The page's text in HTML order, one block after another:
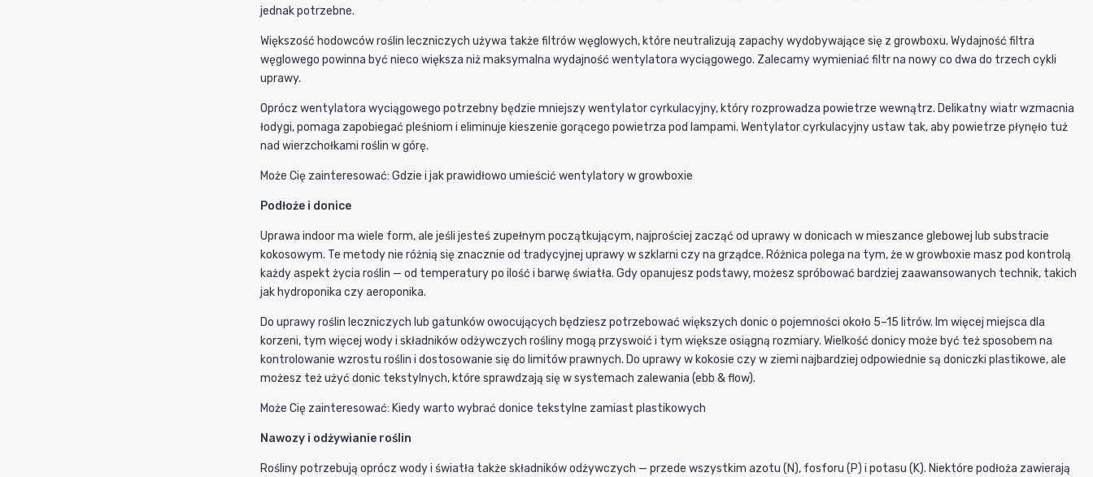
jednak potrzebne.
Większość hodowców roślin leczniczych używa także filtrów węglowych, które neutralizują zapachy wydobywające się z growboxu. Wydajność filtra
węglowego powinna być nieco większa niż maksymalna wydajność wentylatora wyciągowego. Zalecamy wymieniać filtr na nowy co dwa do trzech cykli
uprawy.
Oprócz wentylatora wyciągowego potrzebny będzie mniejszy wentylator cyrkulacyjny, który rozprowadza powietrze wewnątrz. Delikatny wiatr wzmacnia
łodygi, pomaga zapobiegać pleśniom i eliminuje kieszenie gorącego powietrza pod lampami. Wentylator cyrkulacyjny ustaw tak, aby powietrze płynęło tuż
nad wierzchołkami roślin w górę.
Może Cię zainteresować: Gdzie i jak prawidłowo umieścić wentylatory w growboxie
Podłoże i donice
Uprawa indoor ma wiele form, ale jeśli jesteś zupełnym początkującym, najprościej zacząć od uprawy w donicach w mieszance glebowej lub substracie
kokosowym. Te metody nie różnią się znacznie od tradycyjnej uprawy w szklarni czy na grządce. Różnica polega na tym, że w growboxie masz pod kontrolą
każdy aspekt życia roślin — od temperatury po ilość i barwę światła. Gdy opanujesz podstawy, możesz spróbować bardziej zaawansowanych technik, takich
jak hydroponika czy aeroponika.
Do uprawy roślin leczniczych lub gatunków owocujących będziesz potrzebować większych donic o pojemności około 5–15 litrów. Im więcej miejsca dla
korzeni, tym więcej wody i składników odżywczych rośliny mogą przyswoić i tym większe osiągną rozmiary. Wielkość donicy może być też sposobem na
kontrolowanie wzrostu roślin i dostosowanie się do limitów prawnych. Do uprawy w kokosie czy w ziemi najbardziej odpowiednie są doniczki plastikowe, ale
możesz też użyć donic tekstylnych, które sprawdzają się w systemach zalewania (ebb & flow).
Może Cię zainteresować: Kiedy warto wybrać donice tekstylne zamiast plastikowych
Nawozy i odżywianie roślin
Rośliny potrzebują oprócz wody i światła także składników odżywczych — przede wszystkim azotu (N), fosforu (P) i potasu (K). Niektóre podłoża zawierają